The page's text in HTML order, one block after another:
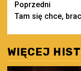
Zobacz
wpisy
Poprzedni
Tam się chce,
WIĘCEJ